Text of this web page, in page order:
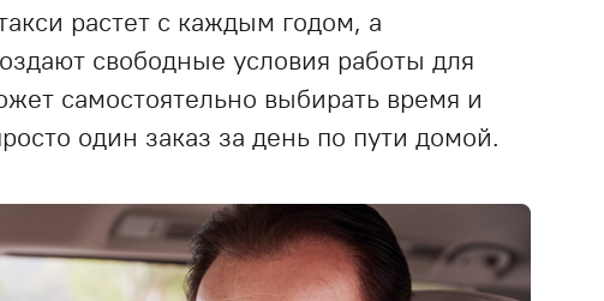
растет с каждым годом, а
свободные условия работы для
самостоятельно выбирать время и
один заказ за день по пути домой.